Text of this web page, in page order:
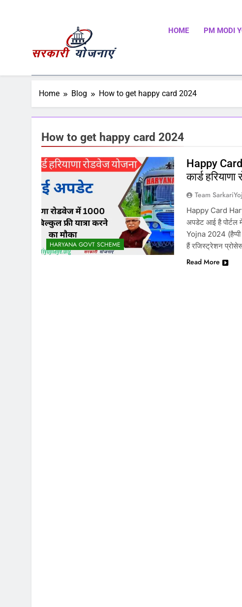
Sarkari Yojnaye
Sarkari Yojnaye | Government Schemes | सरकारी योजनाएं |
HOME PM MODI
Home Blog How to get happy card 2024
How to get happy card 2024
HARYANA GOVT SCHEME
Happy
कार्ड
Team
Happy Card
अपडेट आई है
Yojna 2024 (हैप्पी
हैं रजिस्ट्रेशन
Read More